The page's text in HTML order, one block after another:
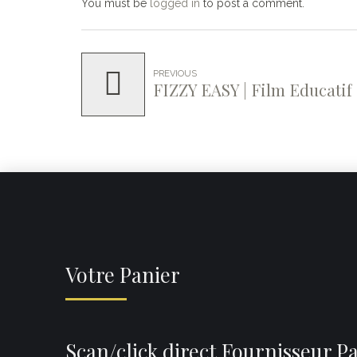
You must be logged in to post a comment.
PREVIOUS
FIZZY EASY | Film Educatif
Votre Panier
Scan/click direct Fournisseur